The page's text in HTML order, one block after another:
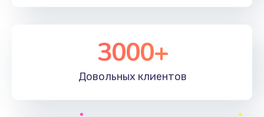
3000+
Довольных клиентов